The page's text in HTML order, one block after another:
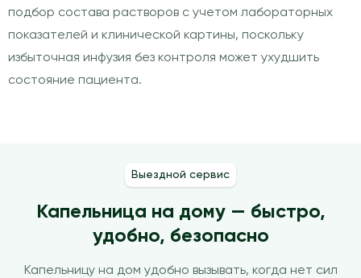
подбор состава растворов с учетом лабораторных
показателей и клинической картины, поскольку
избыточная инфузия без контроля может ухудшить
состояние пациента.
Выездной сервис
Капельница на дому — быстро,
удобно, безопасно
Капельницу на дом удобно вызывать, когда нет сил